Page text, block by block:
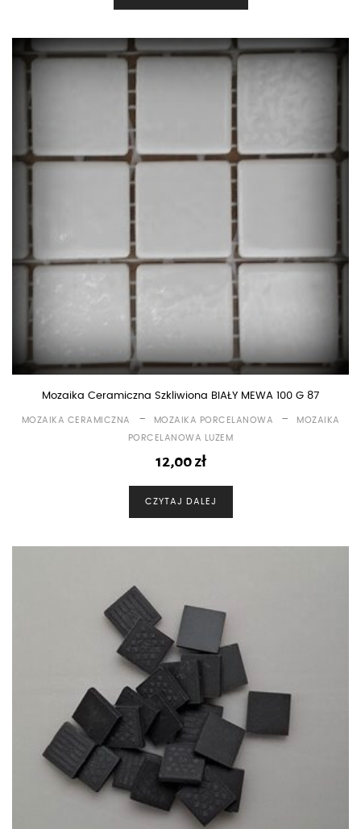
Mozaika Ceramiczna Szkliwiona BIAŁY MEWA 100 G 87
MOZAIKA CERAMICZNA - MOZAIKA PORCELANOWA -
MOZAIKA
PORCELANOWA LUZEM
12,00zł
CZYTAJ DALEJ